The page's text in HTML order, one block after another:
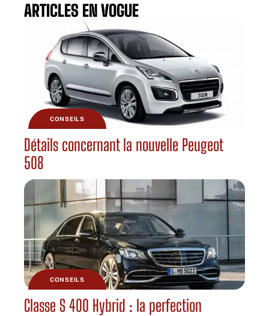
ARTICLES EN VOGUE
CONSEILS
Détails concernant la nouvelle Peugeot
508
CONSEILS
Classe S 400 Hybrid : la perfection